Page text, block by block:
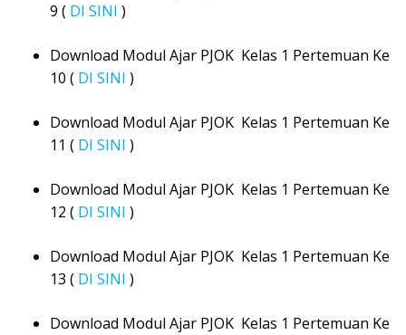
9 ( DI SINI )
Download Modul Ajar PJOK Kelas 1 Pertemuan Ke
10 ( DI SINI )
Download Modul Ajar PJOK Kelas 1 Pertemuan Ke
11 ( DI SINI )
Download Modul Ajar PJOK Kelas 1 Pertemuan Ke
12 ( DI SINI )
Download Modul Ajar PJOK Kelas 1 Pertemuan Ke
13 ( DI SINI )
Download Modul Ajar PJOK Kelas 1 Pertemuan Ke